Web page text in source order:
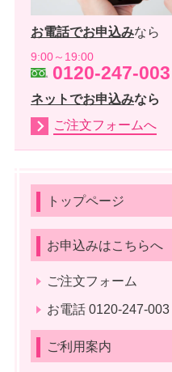
お電話でお申込みなら
9:00～
0120-247-003
ネットでお申込みなら
ご注文フォームへ
トップページ
お申込みはこちらへ
ご注文フォーム
お電話 0120-247-003
ご利用案内